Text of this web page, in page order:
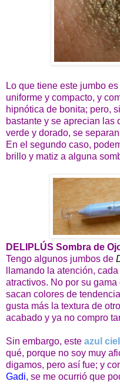
Lo que tiene este jumbo
uniforme y compacto, y
hipnótica de bonita; pero,
bastante y se aprecian las
verde y dorado, se
En el segundo caso,
brillo y matiz a alguna
DELIPLÚS Sombra de
Tengo algunos jumbos de
llamando la atención,
atractivos. No por su
sacan colores de
gusta más la textura de
acabado y ya no compro
Sin embargo, este azul
qué, porque no soy muy
digamos, pero así fue; y
Gadi, se me ocurrió que